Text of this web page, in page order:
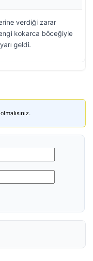
verdiği zarar
kokarca böceğiyle
geldi.